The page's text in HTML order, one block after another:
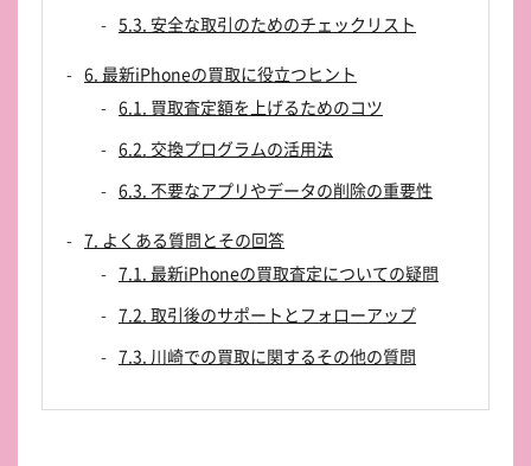
5.3. 安全な取引のためのチェックリスト
6. 最新iPhoneの買取に役立つヒント
6.1. 買取査定額を上げるためのコツ
6.2. 交換プログラムの活用法
6.3. 不要なアプリやデータの削除の重要性
7. よくある質問とその回答
7.1. 最新iPhoneの買取査定についての疑問
7.2. 取引後のサポートとフォローアップ
7.3. 川崎での買取に関するその他の質問